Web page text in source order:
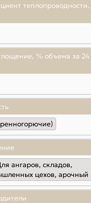
теплопроводности,
% объема за 24
ангаров, складов,
цехов, арочный